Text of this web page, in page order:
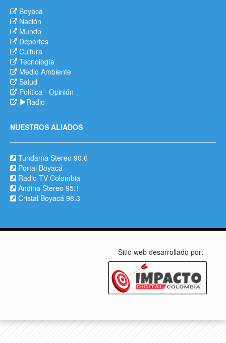
Boyacá
Nación
Mundo
Deportes
Cultura
Tecnología
Medio Ambiente
Salud
Política - Opinión
Radio
NUESTROS ALIADOS
Tundama Stereo 90.6
Portal Boyacá
Radio TV Colombia
Andina Stereo 95.1
Cristal Boyacá 98.3
Sitio web desarrollado por: